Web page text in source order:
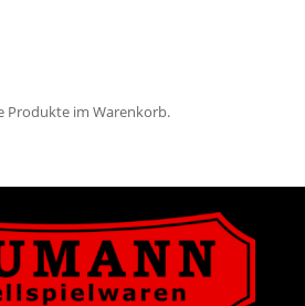
Produkte im Warenkorb.